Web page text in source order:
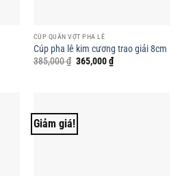
CÚP QUẦN VỢT PHA LÊ
Cúp pha lê kim cương trao giải 8cm
385,000₫ Giá
365,000₫Giá
hiện
Giảm giá!